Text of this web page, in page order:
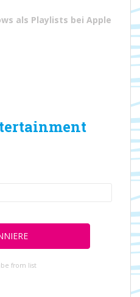
als Playlists bei Apple
from list